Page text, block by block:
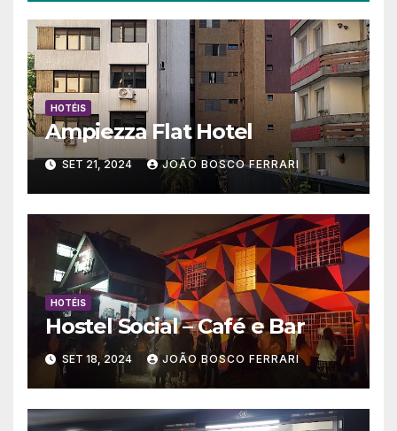
HOTÉIS
Ampiezza Flat Hotel
SET 21, 2024 JOÃO BOSCO FERRARI
HOTÉIS
Hostel Social – Café e Bar
SET 18, 2024 JOÃO BOSCO FERRARI